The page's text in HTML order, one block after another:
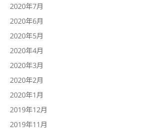
2020年7月
2020年6月
2020年5月
2020年4月
2020年3月
2020年2月
2020年1月
2019年12月
2019年11月